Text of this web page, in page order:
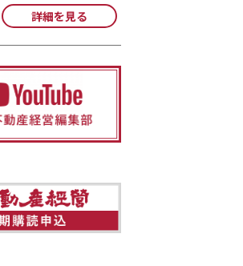
詳細を見る